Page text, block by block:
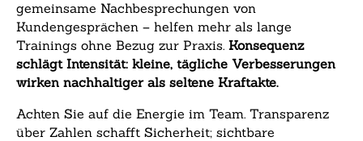
gemeinsame Nachbesprechungen von
Kundengesprächen – helfen mehr als lange
Trainings ohne Bezug zur Praxis. Konsequenz
schlägt Intensität: kleine, tägliche Verbesserungen
wirken nachhaltiger als seltene Kraftakte.
Achten Sie auf die Energie im Team. Transparenz
über Zahlen schafft Sicherheit; sichtbare